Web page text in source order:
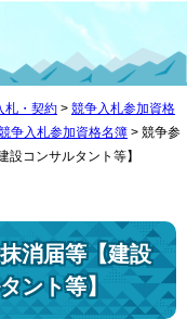
札・契約 > 競争入札参加資格
争入札参加資格名簿 > 競争参
コンサルタント等】
消届等【建設
ント等】